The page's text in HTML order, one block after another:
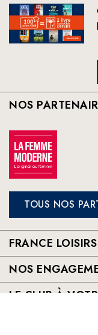
NOS
TOUS NOS
FRANCE LOISIRS
NOS
LE CLUB À